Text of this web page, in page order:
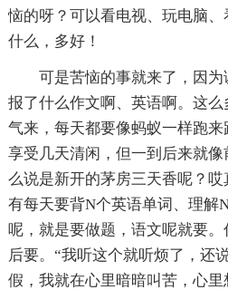
恼的呀？可以看电视、玩电脑
什么，多好！
可是苦恼的事就来了，因
报了什么作文啊、英语啊。这
气来，每天都要像蚂蚁一样跑
享受几天清闲，但一到后来就
么说是新开的茅房三天香呢？
有每天要背N个英语单词、理解
呢，就是要做题，语文呢就要
后要。“我听这个就听烦了，还
假，我就在心里暗暗叫苦，心